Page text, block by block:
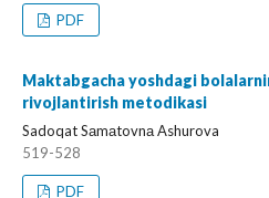
PDF
Maktabgacha yoshdagi
rivojlantirish metodikasi
Sadoqat Sаmаtovnа Ashurova
519-528
PDF